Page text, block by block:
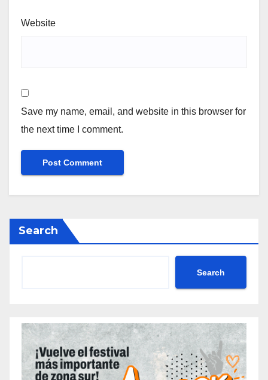
Website
Save my name, email, and website in this browser for
the next time I comment.
Search
Search